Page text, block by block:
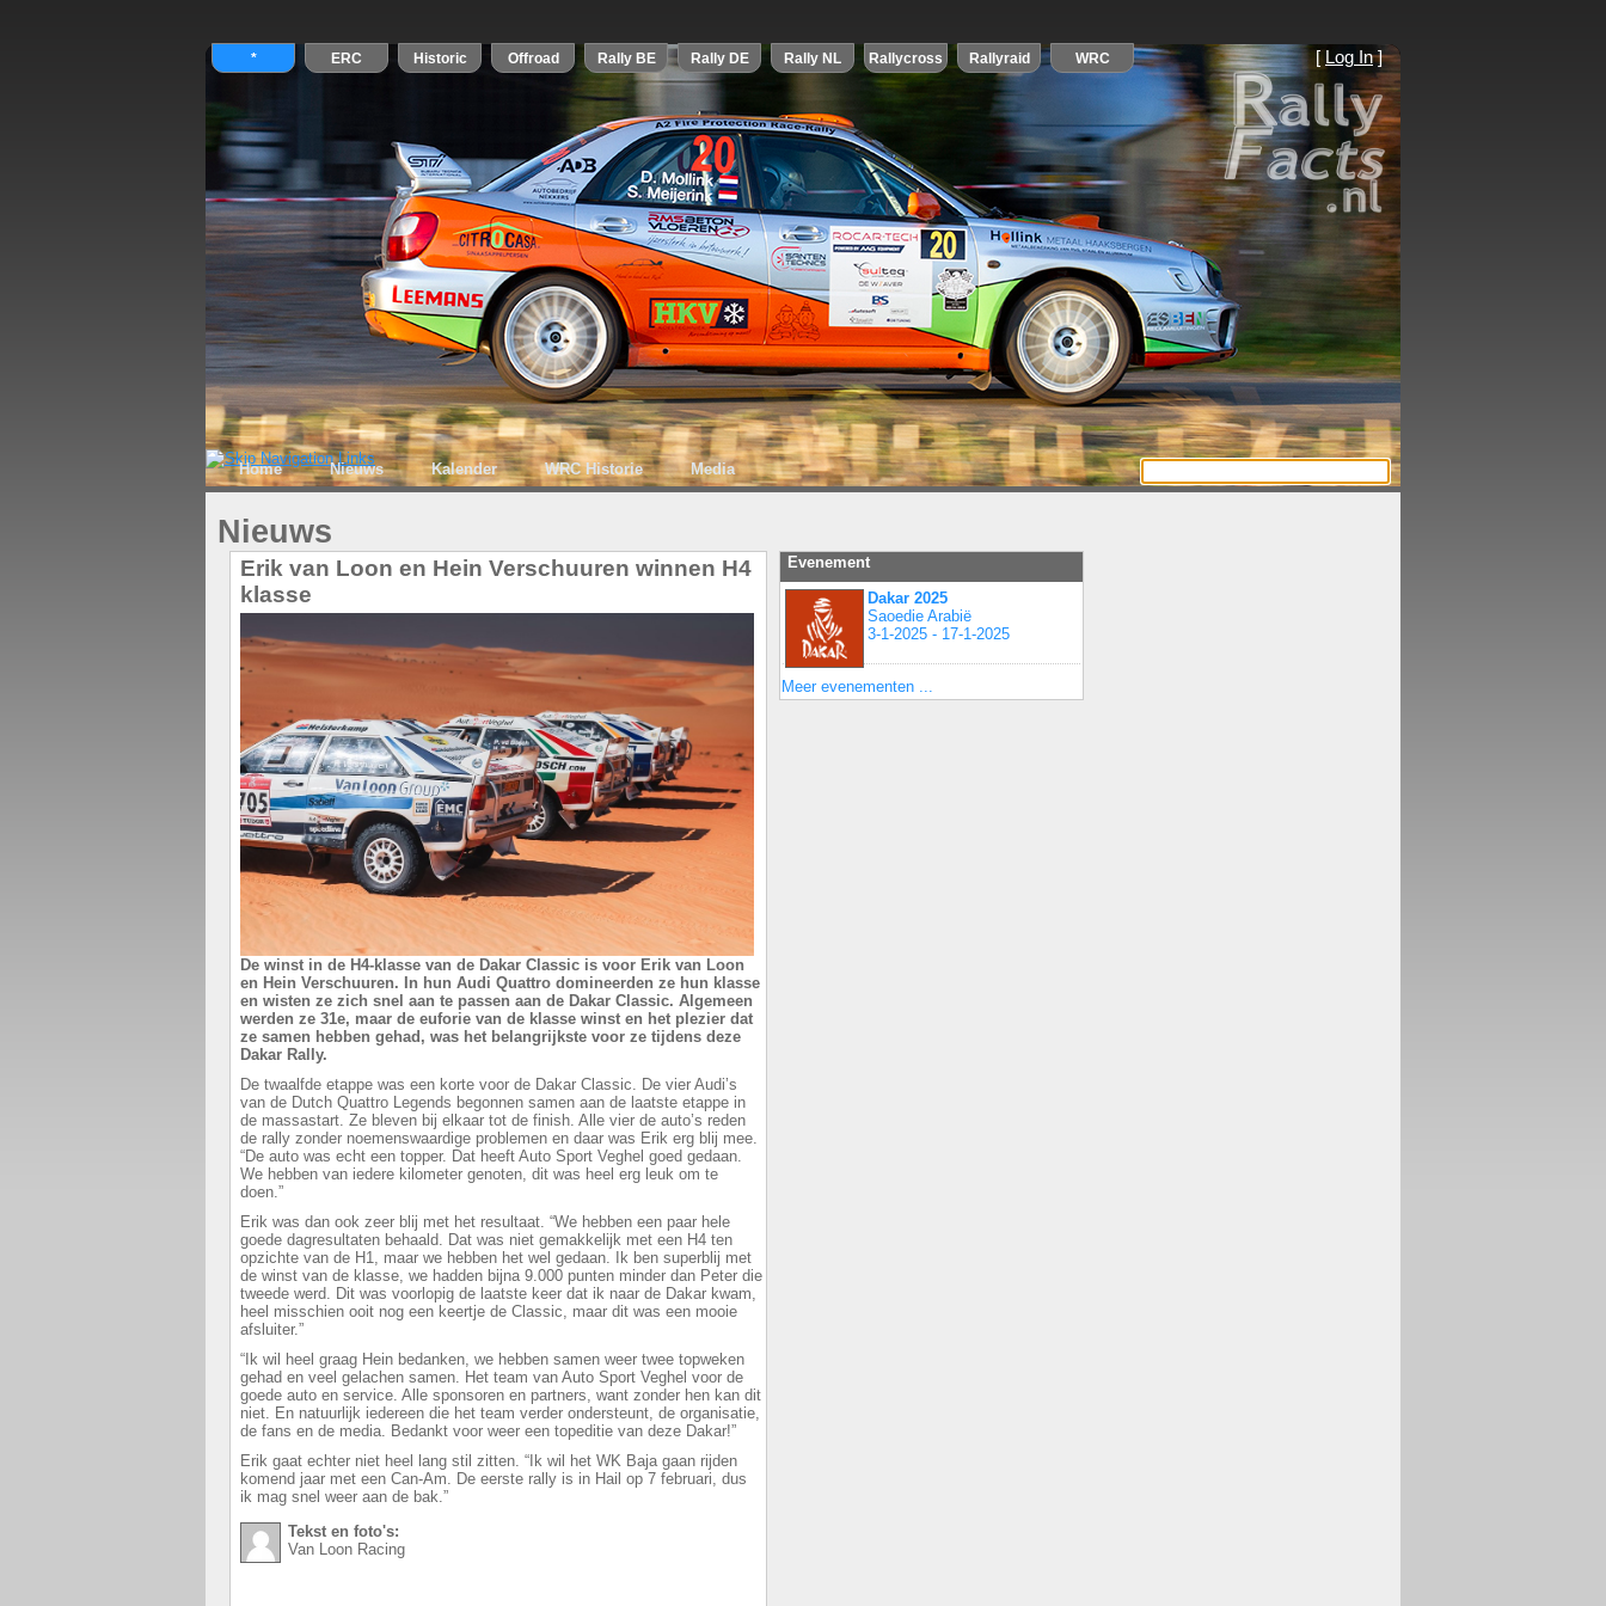
[ Log In]
Home Nieuws Kalender WRC Historie Media
Nieuws
Erik van Loon en Hein Verschuuren winnen H4
klasse
De winst in de H4-klasse van de Dakar Classic is voor Erik van Loon
en Hein Verschuuren. In hun Audi Quattro domineerden ze hun klasse
en wisten ze zich snel aan te passen aan de Dakar Classic. Algemeen
werden ze 31e, maar de euforie van de klasse winst en het plezier dat
ze samen hebben gehad, was het belangrijkste voor ze tijdens deze
Dakar Rally.
De twaalfde etappe was een korte voor de Dakar Classic. De vier Audi’s
van de Dutch Quattro Legends begonnen samen aan de laatste etappe in
de massastart. Ze bleven bij elkaar tot de finish. Alle vier de auto’s reden
de rally zonder noemenswaardige problemen en daar was Erik erg blij mee.
“De auto was echt een topper. Dat heeft Auto Sport Veghel goed gedaan.
We hebben van iedere kilometer genoten, dit was heel erg leuk om te
doen.”
Erik was dan ook zeer blij met het resultaat. “We hebben een paar hele
goede dagresultaten behaald. Dat was niet gemakkelijk met een H4 ten
opzichte van de H1, maar we hebben het wel gedaan. Ik ben superblij met
de winst van de klasse, we hadden bijna 9.000 punten minder dan Peter die
tweede werd. Dit was voorlopig de laatste keer dat ik naar de Dakar kwam,
heel misschien ooit nog een keertje de Classic, maar dit was een mooie
afsluiter.”
“Ik wil heel graag Hein bedanken, we hebben samen weer twee topweken
gehad en veel gelachen samen. Het team van Auto Sport Veghel voor de
goede auto en service. Alle sponsoren en partners, want zonder hen kan dit
niet. En natuurlijk iedereen die het team verder ondersteunt, de organisatie,
de fans en de media. Bedankt voor weer een topeditie van deze Dakar!”
Erik gaat echter niet heel lang stil zitten. “Ik wil het WK Baja gaan rijden
komend jaar met een Can-Am. De eerste rally is in Hail op 7 februari, dus
ik mag snel weer aan de bak.”
Tekst en foto's:
Van Loon Racing
Evenement
Dakar 2025
Saoedie Arabië
3-1-2025 - 17-1-2025
Meer evenementen ...